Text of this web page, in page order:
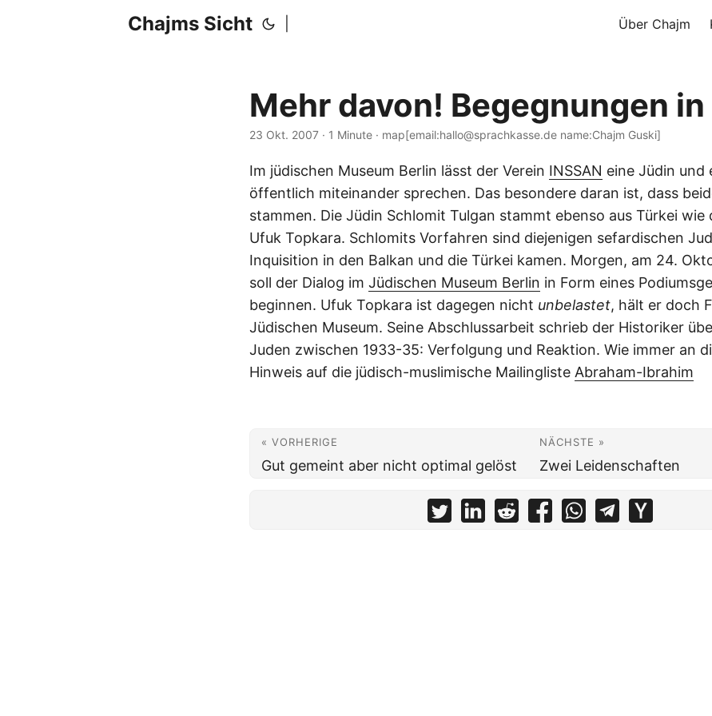
Chajms Sicht Über Chajm
Mehr davon! Begegnungen
23 Okt. 2007 · 1 Minute · map[email:hallo@sprachkasse.de name:Chajm Guski]
Im jüdischen Museum Berlin lässt der Verein INSSAN eine Jüdin und
öffentlich miteinander sprechen. Das besondere daran ist, dass
stammen. Die Jüdin Schlomit Tulgan stammt ebenso aus Türkei wie
Ufuk Topkara. Schlomits Vorfahren sind diejenigen sefardischen
Inquisition in den Balkan und die Türkei kamen. Morgen, am 24.
soll der Dialog im Jüdischen Museum Berlin in Form eines
beginnen. Ufuk Topkara ist dagegen nicht unbelastet, hält er doch
Jüdischen Museum. Seine Abschlussarbeit schrieb der Historiker
Juden zwischen 1933-35: Verfolgung und Reaktion. Wie immer an
Hinweis auf die jüdisch-muslimische Mailingliste Abraham-Ibrahim
« VORHERIGE
Gut gemeint aber nicht optimal gelöst
NÄCHSTE »
Zwei Leidenschaften